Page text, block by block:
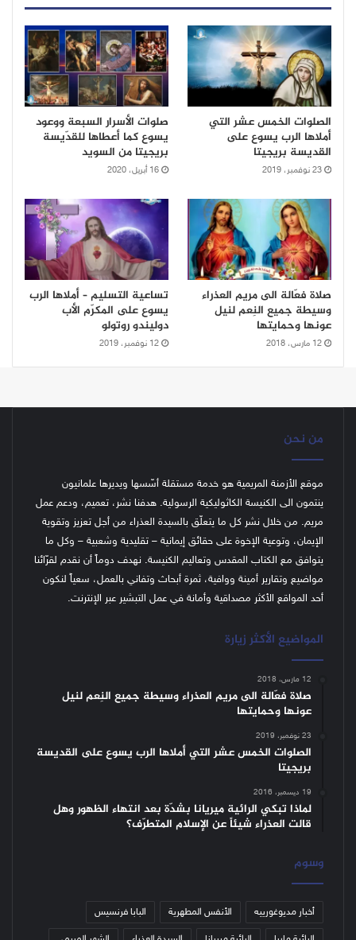
الصلوات الخمس عشر التي
أملاها الرب يسوع على
القديسة بريجيتا
23 نوفمبر، 2019
صلوات الأسرار السبعة ووعود
يسوع كما أعطاها للقدّيسة
بريجيتا من السويد
16 أبريل، 2020
صلاة فعّالة الى مريم العذراء
وسيطة جميع النِعم لنيل
عونها وحمايتها
12 مارس، 2018
تساعية التسليم – أملاها الرب
يسوع على المكرّم الأب
دوليندو روتولو
12 نوفمبر، 2019
من نحن
موقع الأزمنة المريمية هو خدمة مستقلة أسّسها ويديرها علمانيون
ينتمون الى الكنيسة الكاثوليكية الرسولية. هدفنا نشر، تعميم، ودعم عمل
مريم. من خلال نشر كل ما يتعلّق بالسيدة العذراء من أجل تعزيز وتقوية
الإيمان، وتوعية الإخوة على حقائق إيمانية – تقليدية وشعبية – وكل ما
يتوافق مع الكتاب المقدس وتعاليم الكنيسة. نهدف دوماً أن نقدم لقرّائنا
مواضيع وتقارير أمينة ووافية، ثمرة أبحاث وتفاني بالعمل، سعياً لنكون
أحد المواقع الأكثر مصداقية وأمانة في عمل التبشير عبر الإنترنت.
المواضيع الأكثر زيارة
12 مارس، 2018
صلاة فعّالة الى مريم العذراء وسيطة جميع النِعم لنيل
عونها وحمايتها
23 نوفمبر، 2019
الصلوات الخمس عشر التي أملاها الرب يسوع على القديسة
بريجيتا
19 ديسمبر، 2016
لماذا تبكي الرائية ميريانا بشدّة بعد انتهاء الظهور وهل
قالت العذراء شيئاً عن الإسلام المتطرّف؟
وسوم
أخبار مديوغورييه الأنفس المطهرية البابا فرنسيس